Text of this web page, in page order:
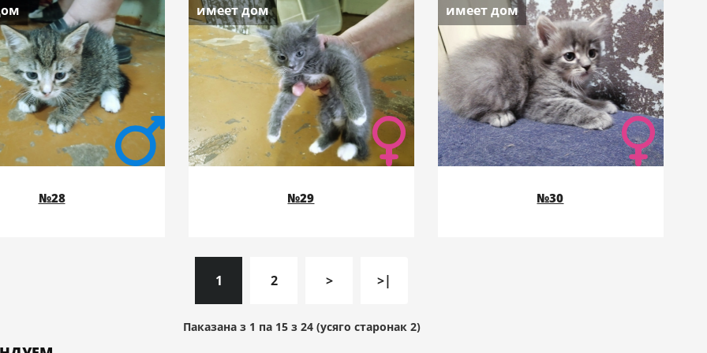
№28
имеет дом
№29
имеет дом
№30
1 2 > >|
Паказана з 1 па 15 з 24 (усяго старонак 2)